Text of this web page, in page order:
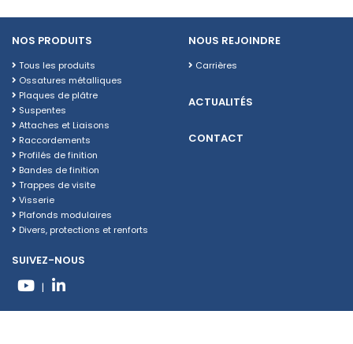
NOS PRODUITS
Tous les produits
Ossatures métalliques
Plaques de plâtre
Suspentes
Attaches et Liaisons
Raccordements
Profilés de finition
Bandes de finition
Trappes de visite
Visserie
Plafonds modulaires
Divers, protections et renforts
NOUS REJOINDRE
Carrières
ACTUALITÉS
CONTACT
SUIVEZ-NOUS
|